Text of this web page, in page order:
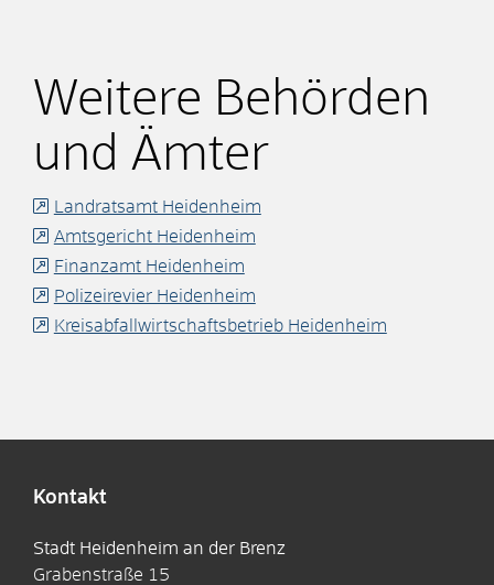
Weitere Behörden
und Ämter
Landratsamt Heidenheim
Amtsgericht Heidenheim
Finanzamt Heidenheim
Polizeirevier Heidenheim
Kreisabfallwirtschaftsbetrieb Heidenheim
Kontakt
Stadt Heidenheim an der Brenz
Grabenstraße 15